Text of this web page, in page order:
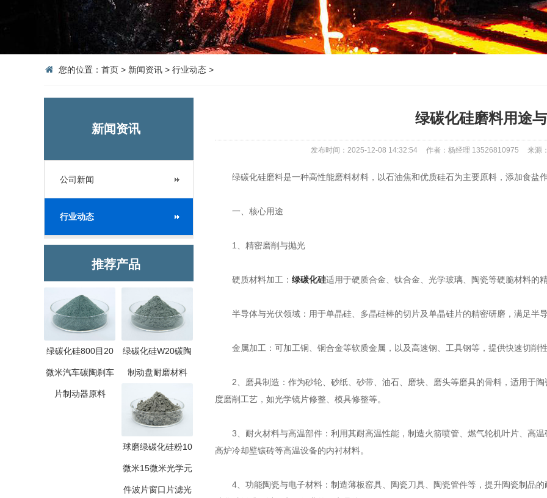
您的位置： 首页 > 新闻资讯 > 行业动态 >
新闻资讯
公司新闻
行业动态
推荐产品
绿碳化硅800目20
微米汽车碳陶刹车
片制动器原料
绿碳化硅W20碳陶
制动盘耐磨材料
球磨绿碳化硅粉10
微米15微米光学元
件波片窗口片滤光
绿碳化硅磨料用途
发布时间：2025-12-08 14:32:54 作者：杨经理 13526810975 来源
绿碳化硅磨料是一种高性能磨料材料，以石油焦和优质硅石为主要原料，添加食盐
一、核心用途
1、精密磨削与抛光
硬质材料加工： 绿碳化硅适用于硬质合金、钛合金、光学玻璃、陶瓷等硬脆材料的
半导体与光伏领域：用于单晶硅、多晶硅棒的切片及单晶硅片的精密研磨，满足半
金属加工：可加工铜、铜合金等软质金属，以及高速钢、工具钢等，提供快速切削
2、磨具制造：作为砂轮、砂纸、砂带、油石、磨块、磨头等磨具的骨料，适用于陶
度磨削工艺，如光学镜片修整、模具修整等。
3、耐火材料与高温部件：利用其耐高温性能，制造火箭喷管、燃气轮机叶片、高温
高炉冷却壁镶砖等高温设备的内衬材料。
4、功能陶瓷与电子材料：制造薄板窑具、陶瓷刀具、陶瓷管件等，提升陶瓷制品的